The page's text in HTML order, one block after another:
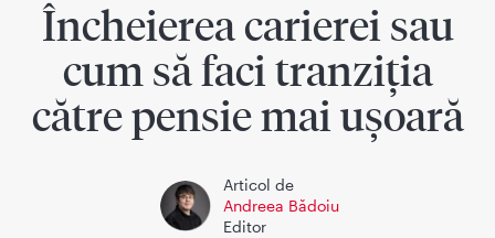
Încheierea carierei sau
cum să faci tranziția
către pensie mai ușoară
Articol de
Andreea Bădoiu
Editor